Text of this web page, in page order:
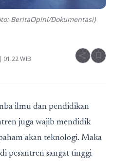
BeritaOpini/Dokumentasi)
01:22 WIB share bookmark
ilmu dan pendidikan
juga wajib mendidik
akan teknologi. Maka
pesantren sangat tinggi